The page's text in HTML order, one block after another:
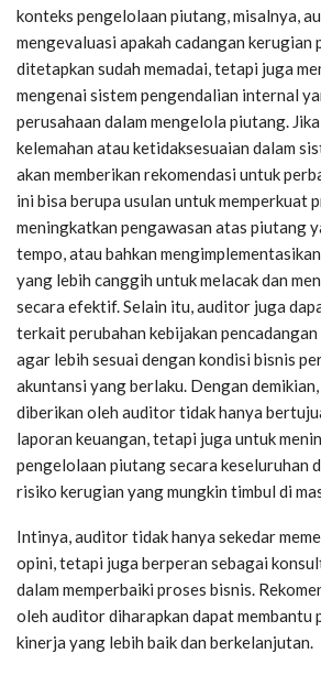
konteks pengelolaan piutang, misalnya,
mengevaluasi apakah cadangan kerugian
ditetapkan sudah memadai, tetapi juga
mengenai sistem pengendalian internal
perusahaan dalam mengelola piutang.
kelemahan atau ketidaksesuaian dalam
akan memberikan rekomendasi untuk
ini bisa berupa usulan untuk memperkuat
meningkatkan pengawasan atas piutang
tempo, atau bahkan
yang lebih canggih untuk melacak dan
secara efektif. Selain itu, auditor juga
terkait perubahan kebijakan
agar lebih sesuai dengan kondisi bisnis
akuntansi yang berlaku. Dengan
diberikan oleh auditor tidak hanya
laporan keuangan, tetapi juga untuk
pengelolaan piutang secara keseluruhan
risiko kerugian yang mungkin timbul di
Intinya, auditor tidak hanya sekedar
opini, tetapi juga berperan sebagai
dalam memperbaiki proses bisnis.
oleh auditor diharapkan dapat membantu
kinerja yang lebih baik dan berkelanjutan.